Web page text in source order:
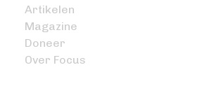
Artikelen
Magazine
Doneer
Over Focus